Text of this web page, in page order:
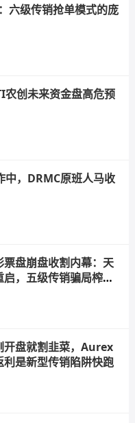
六级传销抢单模式的庞
农创未来资金盘高危预
中，DRMC原班人马收
票盘崩盘收割内幕：天
，五级传销骗局榨干
开盘就割韭菜，Aurex
利是新型传销陷阱快跑